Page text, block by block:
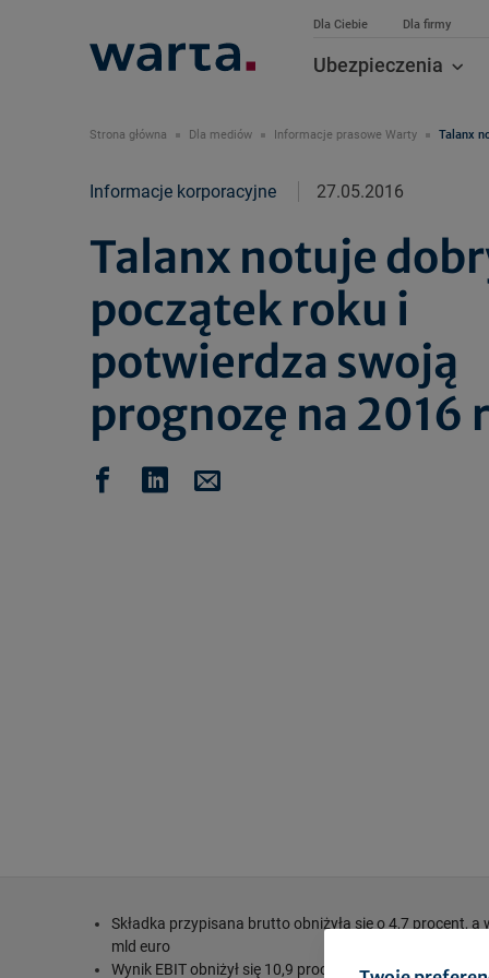
Dla Ciebie Dla firmy
Ubezpieczenia
Strona główna Dla mediów Informacje prasowe Warty Talanx
Informacje korporacyjne 27.05.2016
Talanx notuje
początek roku i
potwierdza swoją
prognozę na 2016
Składka przypisana brutto obniżyła się o 4,7 procent,
mld euro
Wynik EBIT obniżył się 10,9 procent do poziomu 573